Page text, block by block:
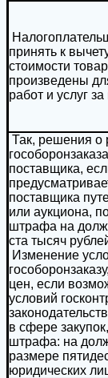
принять к
стоимости
произведены
работ и услуг
Так, решения о
поставщика,
поставщика
или аукциона,
штрафа на
ста тысяч
Изменение
цен, если
условий
в сфере
штрафа: на
размере
юридических